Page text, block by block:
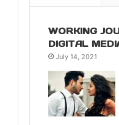
WORKING
DIGITAL
July 14, 2021